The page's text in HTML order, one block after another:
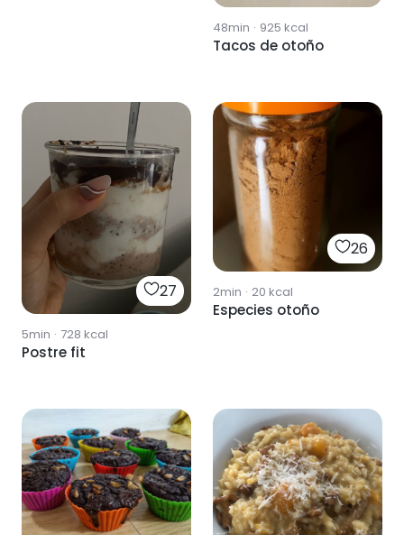
48min · 925 kcal
Tacos de otoño
27
5min · 728 kcal
Postre fit
26
2min · 20 kcal
Especies otoño